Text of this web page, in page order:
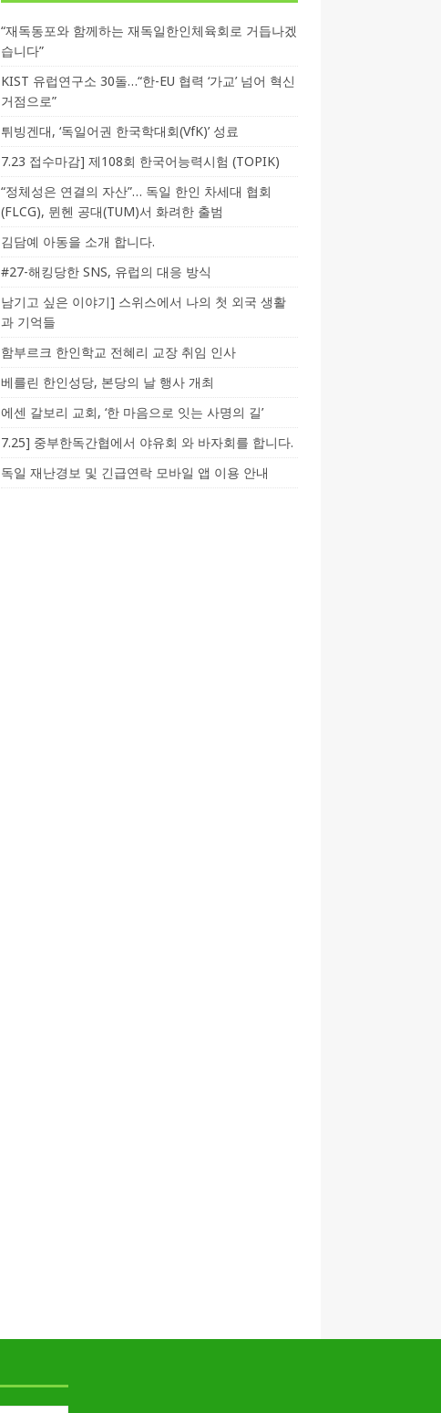
“재독동포와 함께하는 재독일한인체육회로 거듭나겠
습니다”
KIST 유럽연구소 30돌…“한-EU 협력 ‘가교’ 넘어 혁신
거점으로”
튀빙겐대, ‘독일어권 한국학대회(VfK)’ 성료
7.23 접수마감] 제108회 한국어능력시험 (TOPIK)
“정체성은 연결의 자산”… 독일 한인 차세대 협회
(FLCG), 뮌헨 공대(TUM)서 화려한 출범
김담예 아동을 소개 합니다.
#27-해킹당한 SNS, 유럽의 대응 방식
남기고 싶은 이야기] 스위스에서 나의 첫 외국 생활
과 기억들
함부르크 한인학교 전혜리 교장 취임 인사
베를린 한인성당, 본당의 날 행사 개최
에센 갈보리 교회, ‘한 마음으로 잇는 사명의 길’
7.25] 중부한독간협에서 야유회 와 바자회를 합니다.
독일 재난경보 및 긴급연락 모바일 앱 이용 안내